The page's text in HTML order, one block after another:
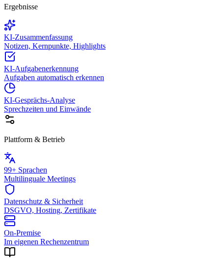
Ergebnisse
KI-Zusammenfassung
Notizen, Kernpunkte, Highlights
KI-Aufgabenerkennung
Aufgaben automatisch erkennen
KI-Gesprächs-Analyse
Sprechzeiten und Einwände
Plattform & Betrieb
99+ Sprachen
Multilinguale Meetings
Datenschutz & Sicherheit
DSGVO, Hosting, Zertifikate
On-Premise
Im eigenen Rechenzentrum